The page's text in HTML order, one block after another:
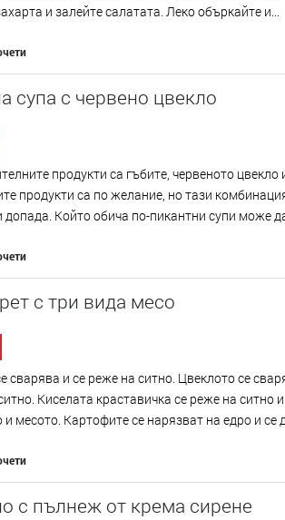
и залейте салатата. Леко объркайте и...
супа с червено цвекло
продукти са гъбите, червеното цвекло
продукти са по желание, но тази
допада. Който обича по-пикантни супи може
с три вида месо
сварява и се реже на ситно. Цвеклото се
Киселата краставичка се реже на ситно
и месото. Картофите се нарязват на едро и се
с пълнеж от крема сирене